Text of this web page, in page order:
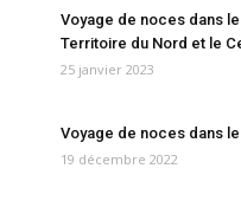
Voyage de noces dans le
Territoire du Nord et le
25 janvier 2023
Voyage de noces dans
19 décembre 2022